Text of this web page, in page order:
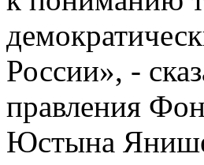
России», -
правления
Юстына